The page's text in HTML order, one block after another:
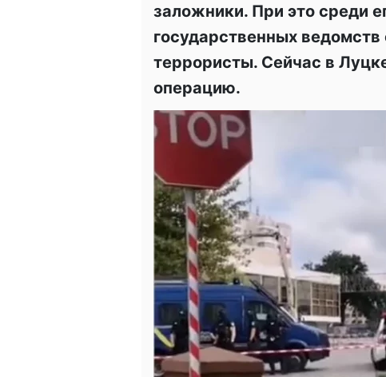
заложники. При это среди
государственных
террористы. Сейчас в
операцию.